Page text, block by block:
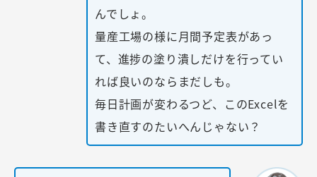
んでしょ。
量産工場の様に月間予定表があっ
て、進捗の塗り潰しだけを行ってい
れば良いのならまだしも。
毎日計画が変わるつど、このExcelを
書き直すのたいへんじゃない？